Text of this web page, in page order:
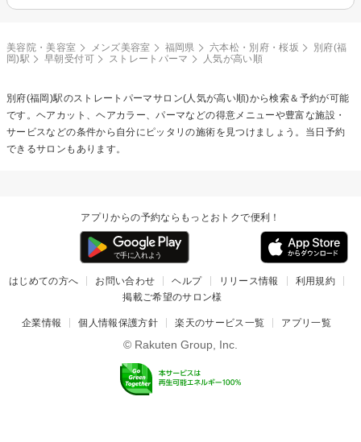
美容院・美容室 メンズ美容室 福岡県 六本松・別府・桜坂
別府(福
岡)駅
早朝受付可 ストレートパーマ 人気が高い順
別府(福岡)駅のストレートパーマサロン(人気が高い順)から検索＆予約が可能
です。ヘアカット、ヘアカラー、パーマなどの得意メニューや豊富な施設・
サービスなどの条件から自分にピッタリの施術を見つけましょう。当日予約
できるサロンもあります。
アプリからの予約ならもっとおトクで便利！
はじめての方へ お問い合わせ ヘルプ リリース情報
利用規約
掲載ご希望のサロン様
企業情報 個人情報保護方針 楽天のサービス一覧 アプリ一覧
© Rakuten Group, Inc.